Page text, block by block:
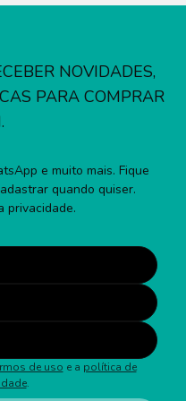
NOVIDADES,
PARA COMPRAR
e muito mais. Fique
quando quiser.
privacidade.
de uso e a política de
.